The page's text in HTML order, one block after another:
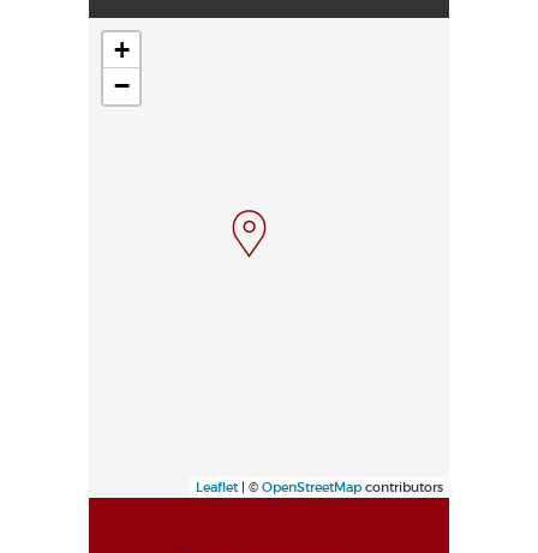
+
−
Leaflet| © OpenStreetMap contributors